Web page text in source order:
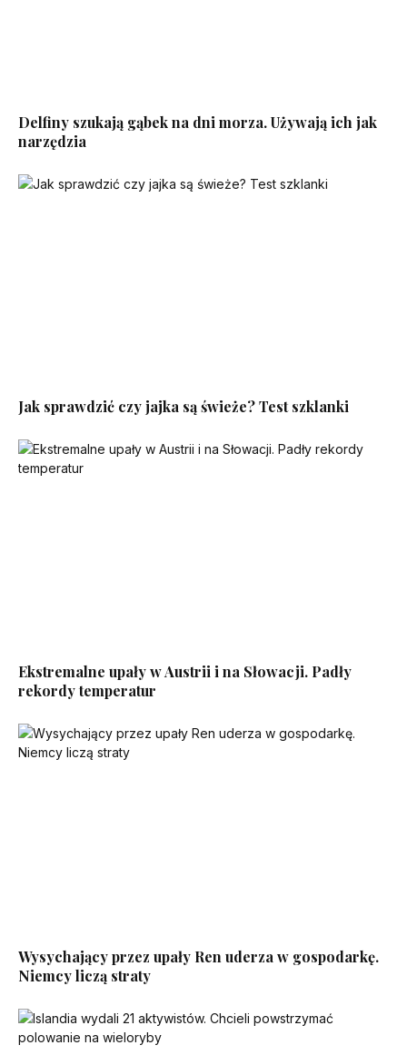
Delfiny szukają gąbek na dni morza. Używają ich jak
narzędzia
Jak sprawdzić czy jajka są świeże? Test szklanki
Ekstremalne upały w Austrii i na Słowacji. Padły
rekordy temperatur
Wysychający przez upały Ren uderza w gospodarkę.
Niemcy liczą straty